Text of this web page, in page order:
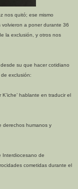
nos quitó; ese mismo
a poner durante 36
la exclusión, y otros nos
su que hacer cotidiano
exclusión:
hablante en traducir el
derechos humanos y
Interdiocesano de
cometidas durante el